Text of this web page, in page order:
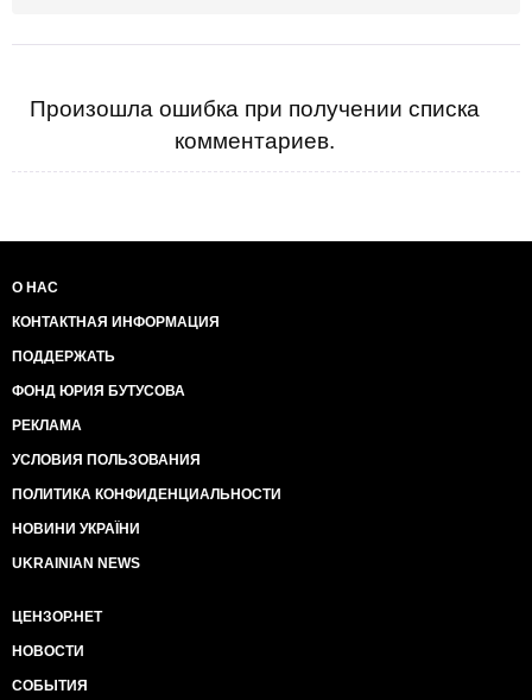
Произошла ошибка при получении списка
комментариев.
О НАС
КОНТАКТНАЯ ИНФОРМАЦИЯ
ПОДДЕРЖАТЬ
ФОНД ЮРИЯ БУТУСОВА
РЕКЛАМА
УСЛОВИЯ ПОЛЬЗОВАНИЯ
ПОЛИТИКА КОНФИДЕНЦИАЛЬНОСТИ
НОВИНИ УКРАЇНИ
UKRAINIAN NEWS
ЦЕНЗОР.НЕТ
НОВОСТИ
СОБЫТИЯ